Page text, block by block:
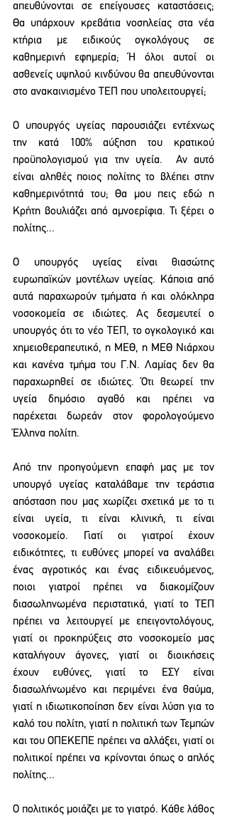
απευθύνονται σε επείγουσες καταστάσεις;
Θα υπάρχουν κρεβάτια νοσηλείας στα νέα
κτήρια με ειδικούς ογκολόγους σε
καθημερινή εφημερία; Ή όλοι αυτοί οι
ασθενείς υψηλού κινδύνου θα απευθύνονται
στο ανακαινισμένο ΤΕΠ που υπολειτουργεί;
Ο υπουργός υγείας παρουσιάζει εντέχνως
την κατά 100% αύξηση του κρατικού
προϋπολογισμού για την υγεία.  Αν αυτό
είναι αληθές ποιος πολίτης το βλέπει στην
καθημερινότητά του; Θα μου πεις εδώ η
Κρήτη βουλιάζει από αμνοερίφια. Τι ξέρει ο
πολίτης...
Ο υπουργός υγείας είναι θιασώτης
ευρωπαϊκών μοντέλων υγείας. Κάποια από
αυτά παραχωρούν τμήματα ή και ολόκληρα
νοσοκομεία σε ιδιώτες. Ας δεσμευτεί ο
υπουργός ότι το νέο ΤΕΠ, το ογκολογικό και
χημειοθεραπευτικό, η ΜΕΘ, η ΜΕΘ Νιάρχου
και κανένα τμήμα του Γ.Ν. Λαμίας δεν θα
παραχωρηθεί σε ιδιώτες. Ότι θεωρεί την
υγεία δημόσιο αγαθό και πρέπει να
παρέχεται δωρεάν στον φορολογούμενο
Έλληνα πολίτη.
Από την προηγούμενη επαφή μας με τον
υπουργό υγείας καταλάβαμε την τεράστια
απόσταση που μας χωρίζει σχετικά με το τι
είναι υγεία, τι είναι κλινική, τι είναι
νοσοκομείο. Γιατί οι γιατροί έχουν
ειδικότητες, τι ευθύνες μπορεί να αναλάβει
ένας αγροτικός και ένας ειδικευόμενος,
ποιοι γιατροί πρέπει να διακομίζουν
διασωληνωμένα περιστατικά, γιατί το ΤΕΠ
πρέπει να λειτουργεί με επειγοντολόγους,
γιατί οι προκηρύξεις στο νοσοκομείο μας
καταλήγουν άγονες, γιατί οι διοικήσεις
έχουν ευθύνες, γιατί το ΕΣΥ είναι
διασωλήνωμένο και περιμένει ένα θαύμα,
γιατί η ιδιωτικοποίηση δεν είναι λύση για το
καλό του πολίτη, γιατί η πολιτική των Τεμπών
και του ΟΠΕΚΕΠΕ πρέπει να αλλάξει, γιατί οι
πολιτικοί πρέπει να κρίνονται όπως ο απλός
πολίτης...
Ο πολιτικός μοιάζει με το γιατρό. Κάθε λάθος